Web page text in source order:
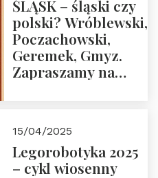
ŚLĄSK – śląski czy
polski? Wróblewski,
Poczachowski,
Geremek, Gmyz.
Zapraszamy na
Trójmorza.
15/04/2025
Legorobotyka 2025
– cykl wiosenny